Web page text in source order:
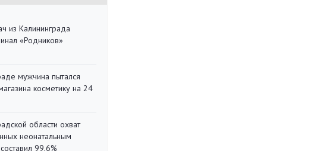
из Калининграда
«Родников»
мужчина пытался
косметику на 24
области охват
неонатальным
99,6%